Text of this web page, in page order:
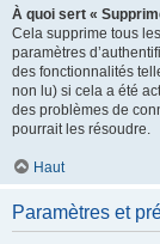
À quoi sert «
Cela supprime tous
paramètres
des fonctionnalités
non lu) si cela a été
des problèmes de
pourrait les résoudre.
Haut
Paramètres et